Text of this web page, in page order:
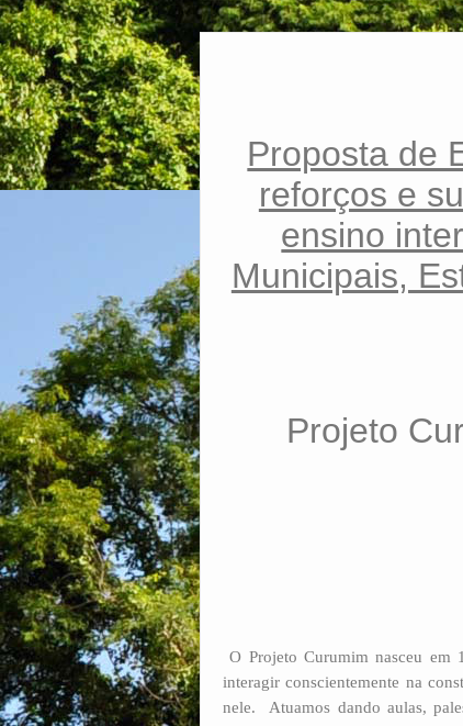
Proposta de
reforços e
ensino
Municipais,
Projeto
O Projeto Curumim nasceu em
interagir conscientemente na
nele. Atuamos dando aulas,